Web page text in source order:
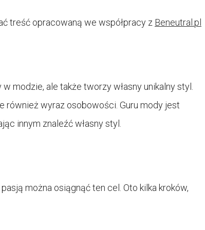
treść opracowaną we współpracy z Beneutral.pl
modzie, ale także tworzy własny unikalny styl.
również wyraz osobowości. Guru mody jest
innym znaleźć własny styl.
można osiągnąć ten cel. Oto kilka kroków,